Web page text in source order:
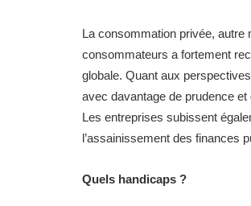
La consommation privée, autre
consommateurs a fortement
globale. Quant aux
avec davantage de prudence et
Les entreprises subissent
l’assainissement des finances
Quels handicaps ?